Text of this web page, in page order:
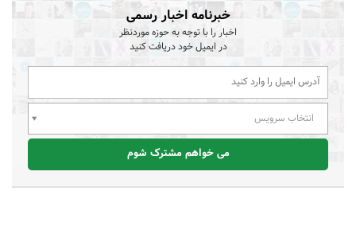
خبرنامه اخبار رسمی
اخبار را با توجه به حوزه موردنظر
در ایمیل خود دریافت کنید
انتخاب سرویس
می خواهم مشترک شوم